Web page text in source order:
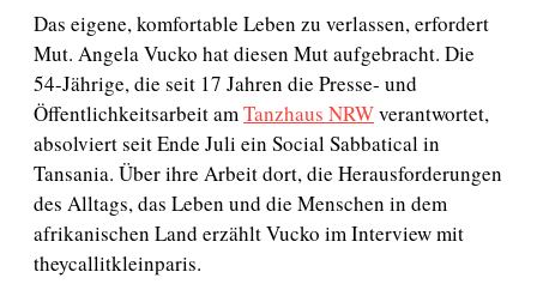
t
r
a
g
s
d
a
t
u
m
Das eigene, komfortable Leben zu verlassen, erfordert
Mut. Angela Vucko hat diesen Mut aufgebracht. Die
54-Jährige, die seit 17 Jahren die Presse- und
Öffentlichkeitsarbeit amTanzhaus NRWverantwortet,
absolviert seit Ende Juli ein Social Sabbatical in
Tansania. Über ihre Arbeit dort, die Herausforderungen
des Alltags, das Leben und die Menschen in dem
afrikanischen Land erzählt Vucko im Interview mit
theycallitkleinparis.